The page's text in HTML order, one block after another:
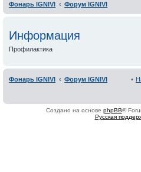
Фонарь IGNIVI Форум IGNIVI
Информация
Профилактика
Фонарь IGNIVI Форум IGNIVI
Создано на основе phpBB®
Русская